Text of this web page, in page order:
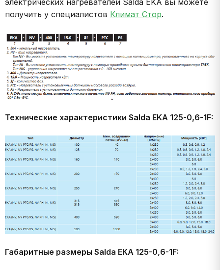
электрических нагревателей Salda EKA вы можете
получить у специалистов Климат Стор.
Технические характеристики Salda EKA 125-0,6-1F:
Габаритные размеры Salda EKA 125-0,6-1F: